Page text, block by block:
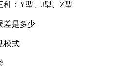
种：Y型、J型、Z型
差是多少
模式